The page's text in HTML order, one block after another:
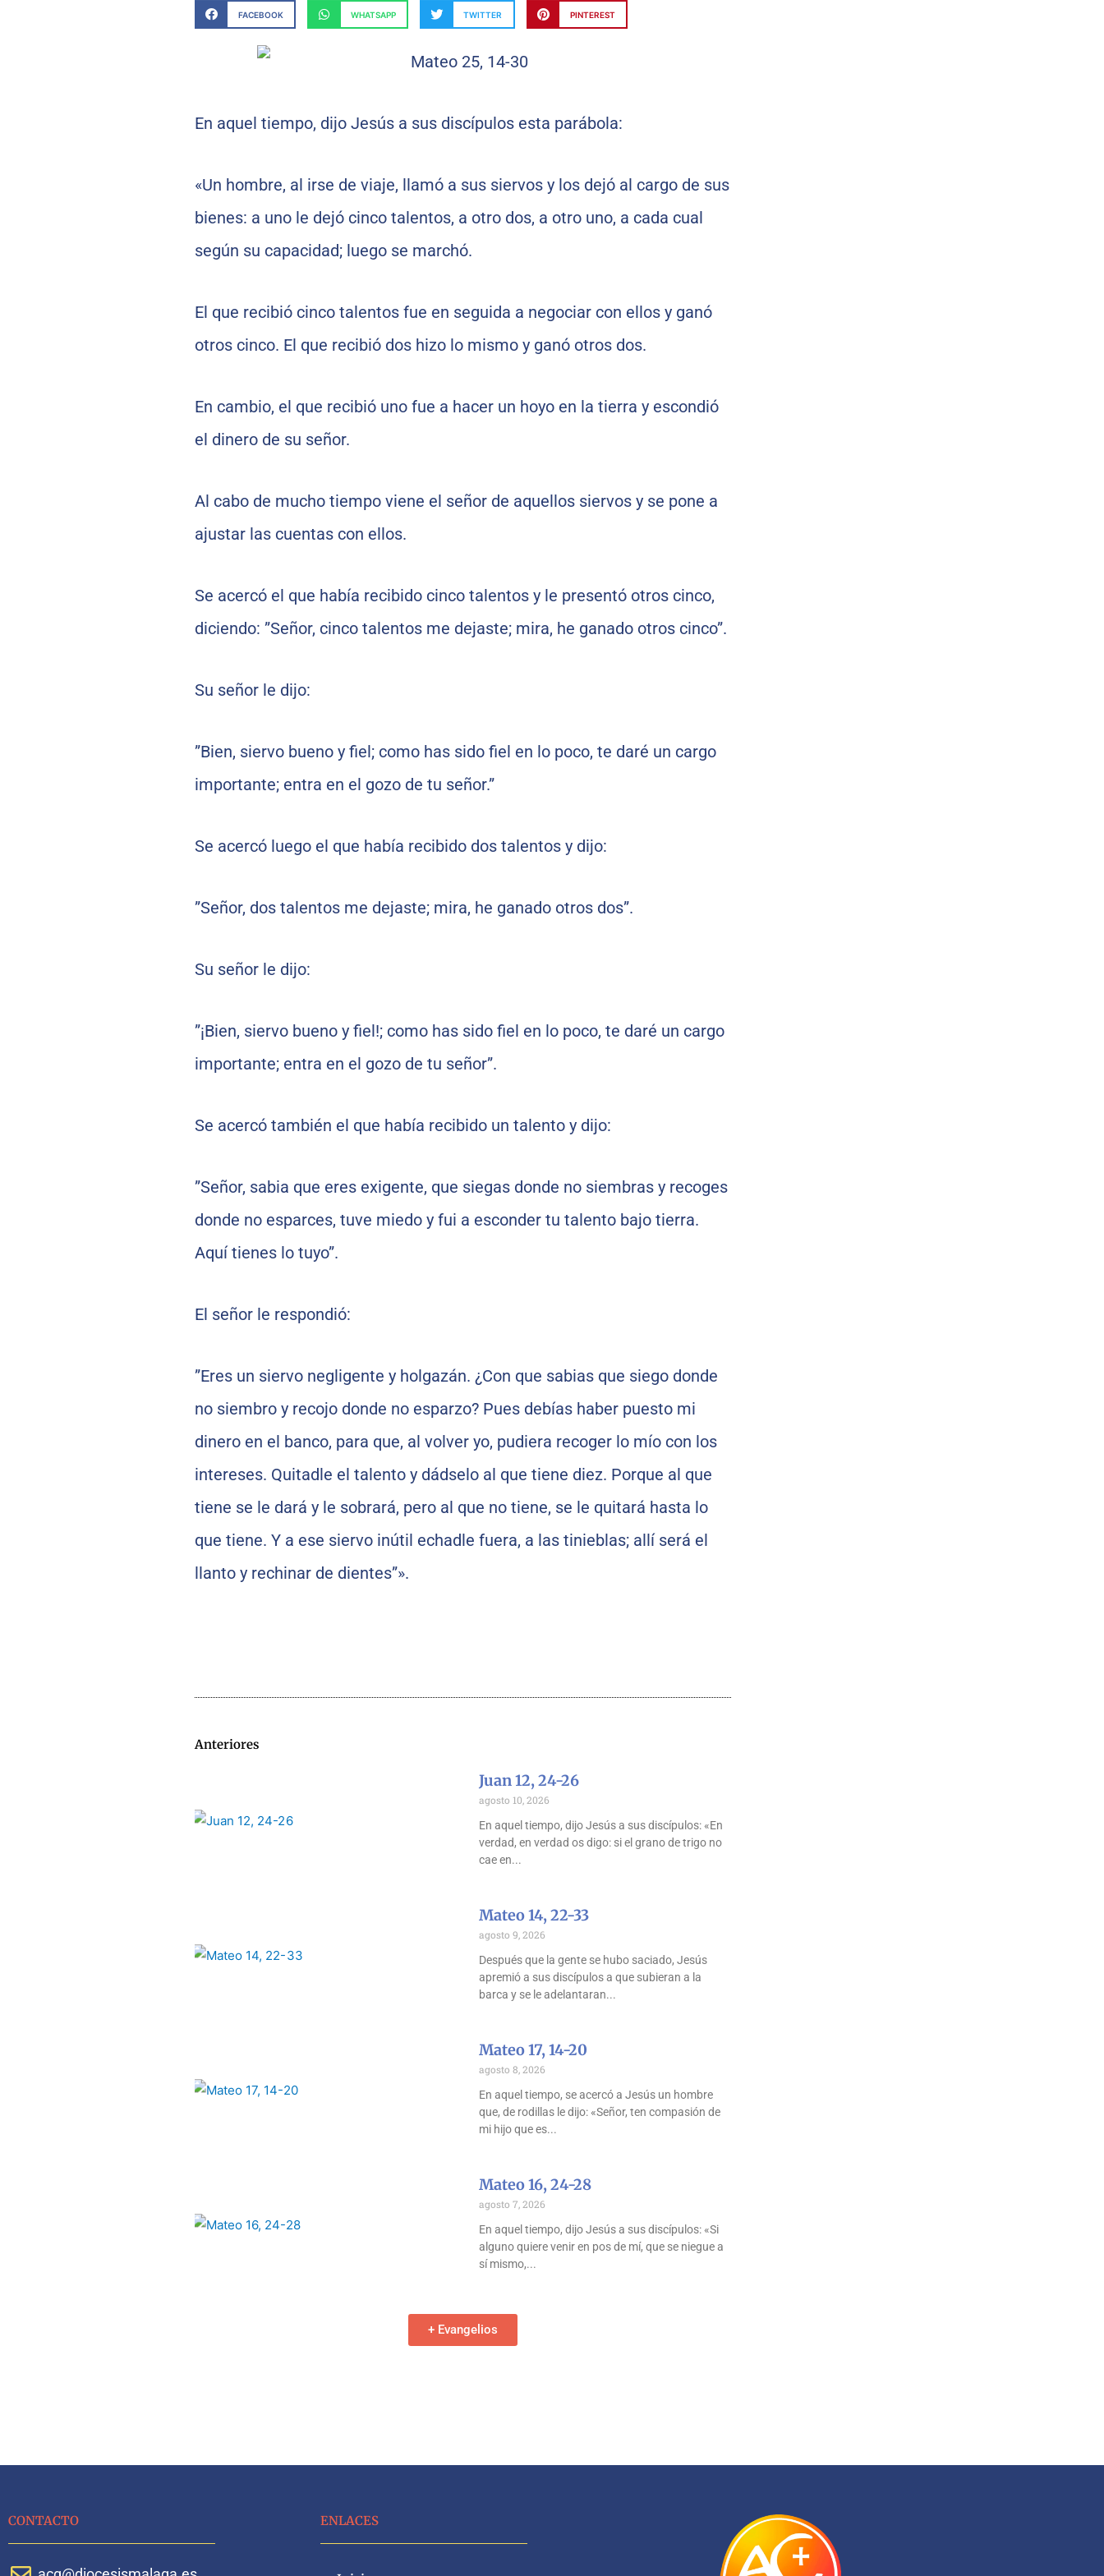
FACEBOOK WHATSAPP TWITTER PINTEREST
En aquel tiempo, dijo Jesús a sus discípulos esta parábola:
«Un hombre, al irse de viaje, llamó a sus siervos y los dejó al cargo de sus
bienes: a uno le dejó cinco talentos, a otro dos, a otro uno, a cada cual
según su capacidad; luego se marchó.
El que recibió cinco talentos fue en seguida a negociar con ellos y ganó
otros cinco. El que recibió dos hizo lo mismo y ganó otros dos.
En cambio, el que recibió uno fue a hacer un hoyo en la tierra y escondió
el dinero de su señor.
Al cabo de mucho tiempo viene el señor de aquellos siervos y se pone a
ajustar las cuentas con ellos.
Se acercó el que había recibido cinco talentos y le presentó otros cinco,
diciendo: ”Señor, cinco talentos me dejaste; mira, he ganado otros cinco”.
Su señor le dijo:
”Bien, siervo bueno y fiel; como has sido fiel en lo poco, te daré un cargo
importante; entra en el gozo de tu señor.”
Se acercó luego el que había recibido dos talentos y dijo:
”Señor, dos talentos me dejaste; mira, he ganado otros dos”.
Su señor le dijo:
”¡Bien, siervo bueno y fiel!; como has sido fiel en lo poco, te daré un cargo
importante; entra en el gozo de tu señor”.
Se acercó también el que había recibido un talento y dijo:
”Señor, sabia que eres exigente, que siegas donde no siembras y recoges
donde no esparces, tuve miedo y fui a esconder tu talento bajo tierra.
Aquí tienes lo tuyo”.
El señor le respondió:
”Eres un siervo negligente y holgazán. ¿Con que sabias que siego donde
no siembro y recojo donde no esparzo? Pues debías haber puesto mi
dinero en el banco, para que, al volver yo, pudiera recoger lo mío con los
intereses. Quitadle el talento y dádselo al que tiene diez. Porque al que
tiene se le dará y le sobrará, pero al que no tiene, se le quitará hasta lo
que tiene. Y a ese siervo inútil echadle fuera, a las tinieblas; allí será el
llanto y rechinar de dientes”».
Anteriores
Juan 12, 24-26
agosto 10, 2026
En aquel tiempo, dijo Jesús a sus discípulos: «En
verdad, en verdad os digo: si el grano de trigo no
cae en
Mateo 14, 22-33
agosto 9, 2026
Después que la gente se hubo saciado, Jesús
apremió a sus discípulos a que subieran a la
barca y se le adelantaran
Mateo 17, 14-20
agosto 8, 2026
En aquel tiempo, se acercó a Jesús un hombre
que, de rodillas le dijo: «Señor, ten compasión de
mi hijo que es
Mateo 16, 24-28
agosto 7, 2026
En aquel tiempo, dijo Jesús a sus discípulos: «Si
alguno quiere venir en pos de mí, que se niegue a
sí mismo,
+ Evangelios
CONTACTO ENLACES